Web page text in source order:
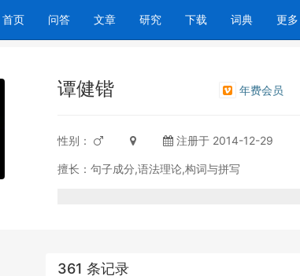
首页(current)
问答 文章 研究 下载 词典 更多
谭健锴 年费会员
性别： 注册于 2014-12-29
擅长：句子成分,语法理论,构词与拼写
361 条记录